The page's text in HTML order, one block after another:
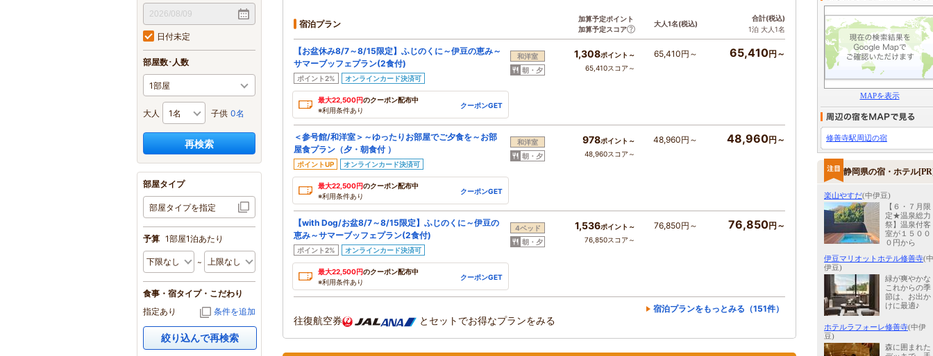
日付未定
部屋数･人数
大人 子供 0名
再検索
部屋タイプ
部屋タイプを指定
予算 1部屋1泊あたり
食事・宿タイプ・こだわり
指定あり
条件を追加
絞り込んで再検索
宿泊プラン
加算予定ポイント
加算予定スコア
大人1名(税込)
合計(税込)
1泊 大人1名
【お盆休み8/7～8/15限定】ふじのくに～伊豆の恵み～
サマーブッフェプラン(2食付)
ポイント2% オンラインカード決済可
最大22,500円のクーポン配布中
※利用条件あり
クーポンGET
和洋室
朝・夕
1,308ポイント～
65,410スコア～
65,410円～ 65,410円～
＜参号館/和洋室＞～ゆったりお部屋でご夕食を～お部
屋食プラン（夕・朝食付 ）
ポイントUP オンラインカード決済可
最大22,500円のクーポン配布中
※利用条件あり
クーポンGET
和洋室
朝・夕
978ポイント～
48,960スコア～
48,960円～ 48,960円～
【with Dog/お盆8/7～8/15限定】ふじのくに～伊豆の
恵み～サマーブッフェプラン(2食付)
ポイント2% オンラインカード決済可
最大22,500円のクーポン配布中
※利用条件あり
クーポンGET
4ベッド
朝・夕
1,536ポイント～
76,850スコア～
76,850円～ 76,850円～
宿泊プランをもっとみる（151件）
往復航空券 とセットでお得なプランをみる
MAPを表示
修善寺駅周辺の宿
静岡県の宿・ホテル
楽山やすだ(中伊豆)
【６・７月限
定★温泉総力
祭】温泉付客
室が１５００
０円から
伊豆マリオットホテル修善寺(中
伊豆)
緑が爽やかな
これからの季
節は、お出か
けに最適♪
ホテルラフォーレ修善寺(中伊
豆)
森に囲まれた